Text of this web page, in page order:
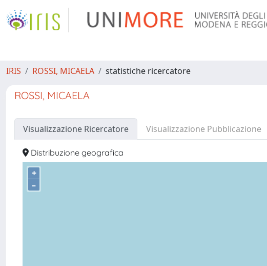
IRIS ROSSI, MICAELA statistiche ricercatore
ROSSI, MICAELA
Visualizzazione Ricercatore Visualizzazione Pubblicazione
Distribuzione geografica
+
–